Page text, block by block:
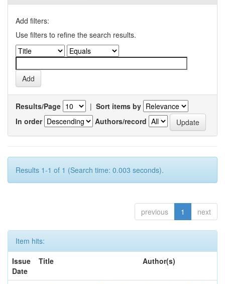
Add filters:
Use filters to refine the search results.
Results/Page | Sort items by
In order
Authors/record
Results 1-1 of 1 (Search time: 0.003 seconds).
previous 1 next
Item hits:
Issue
Date
Title Author(s)